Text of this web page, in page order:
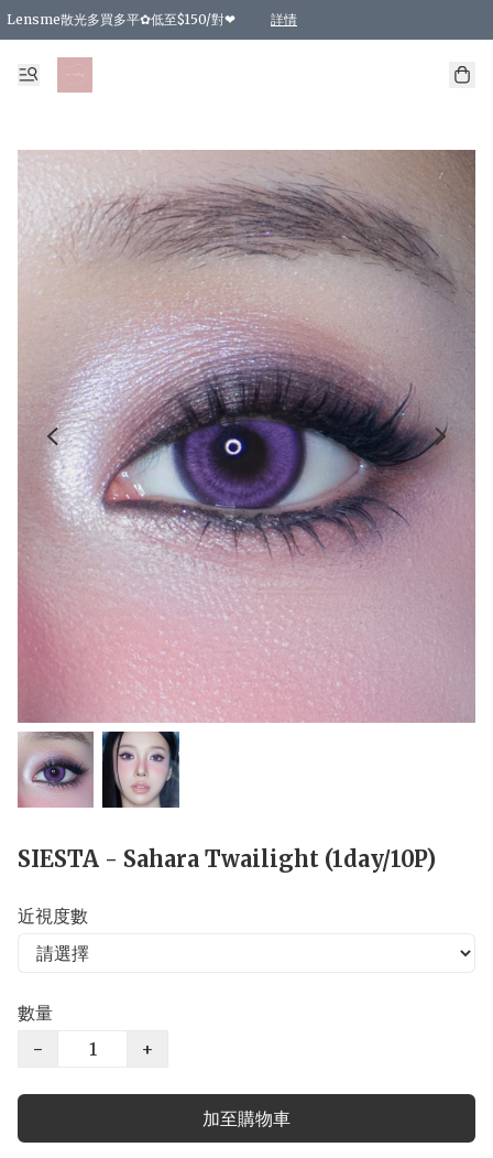
Lensme散光多買多平✿低至$150/對❤ 詳情
台灣Karacon⁩✧日拋 特價清貨❁⃘
日本韓國多款日/月拋現貨☼ 特價❤︎數量有限 售完即止
🇰🇷韓國多款月拋現貨 特價兩對$99✿數量有限 售完即止♫
精選商品，任選買2件或以上9 折；買4件或以上85 折；買6件或以上8 折
精選商品，任選買2件HKD 140.00；買4件HKD 260.00
精選商品，任選買2件HKD 190.00；買4件HKD 360.00
精選商品，任選買2件HKD 110.00；買4件HKD 180.00
精選商品，任選買2件HKD 170.00；買4件HKD 320.00
精選商品，任選買2件或以上減HKD 148.00
精選商品，任選買2件或以上減HKD 148.00
精選商品，任選買2件或以上95 折；買4件或以上9 折；買6件或以上85 折；買8件
精選商品，任選買12件或以上87 折
精選商品，任選買2件或以上減HKD 16.00；買4件或以上減HKD 32.00；買6
精選商品，任選買2件或以上95 折；買4件或以上9 折；買8件或以上85 折；買12
購物滿 HKD 800.00即享免運費優惠！（適用於 特定的送貨方式 )
SIESTA - Sahara Twailight (1day/10P)
近視度數
數量
−
+
加至購物車